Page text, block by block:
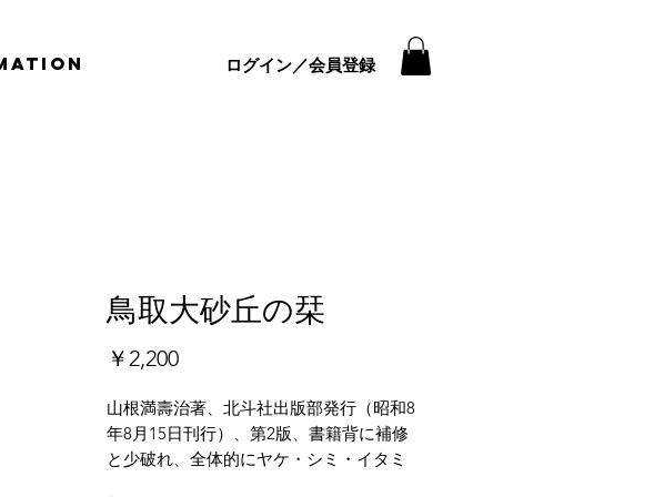
ログイン／会員登録
鳥取大砂丘の栞
￥2,200価
山根満壽治著、北斗社出版部発行（昭和8
年8月15日刊行）、第2版、書籍背に補修
と少破れ、全体的にヤケ・シミ・イタミ